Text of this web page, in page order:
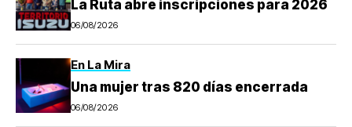
La Ruta abre inscripciones para 2026
06/08/2026
En La Mira
Una mujer tras 820 días encerrada
06/08/2026